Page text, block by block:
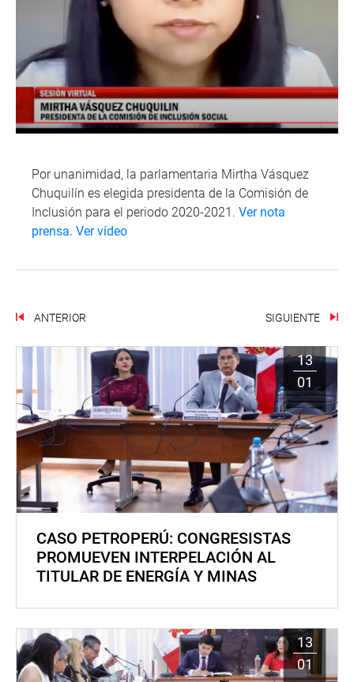
Por unanimidad, la parlamentaria Mirtha Vásquez
Chuquilín es elegida presidenta de la Comisión de
Inclusión para el periodo 2020-2021. Ver nota
prensa. Ver vídeo
ANTERIOR SIGUIENTE
13
01
CASO PETROPERÚ: CONGRESISTAS
PROMUEVEN INTERPELACIÓN AL
TITULAR DE ENERGÍA Y MINAS
13
01